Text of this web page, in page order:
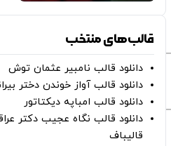
قالب‌های منتخب
دانلود قالب نامبیر عثمان ‌توش
دانلود قالب آواز خوندن دختر
دانلود قالب امباپه دیکتاتور
دانلود قالب نگاه عجیب دکتر
قالیباف